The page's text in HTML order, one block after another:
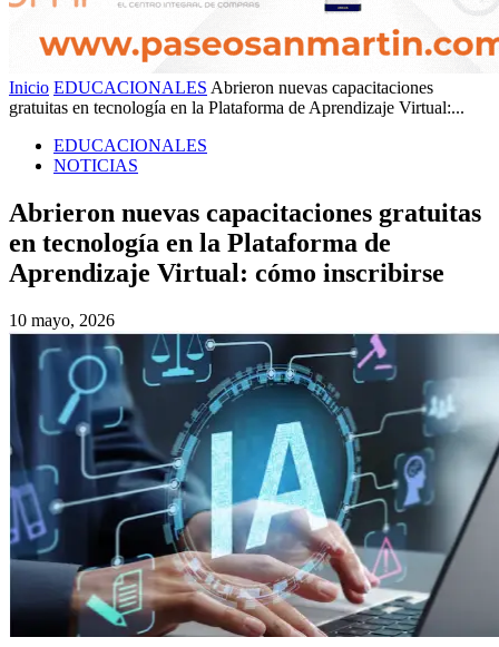
Inicio EDUCACIONALES Abrieron nuevas capacitaciones
gratuitas en tecnología en la Plataforma de Aprendizaje Virtual:...
EDUCACIONALES
NOTICIAS
Abrieron nuevas capacitaciones gratuitas
en tecnología en la Plataforma de
Aprendizaje Virtual: cómo inscribirse
10 mayo, 2026